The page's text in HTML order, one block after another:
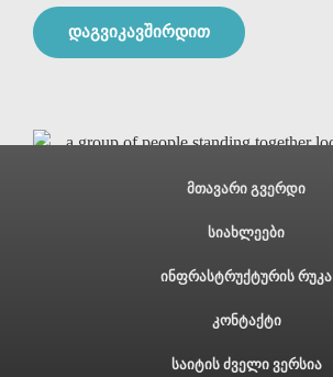
დაგვიკავშირდით
მთავარი გვერდი
სიახლეები
ინფრასტრუქტურის რუკა
კონტაქტი
საიტის ძველი ვერსია